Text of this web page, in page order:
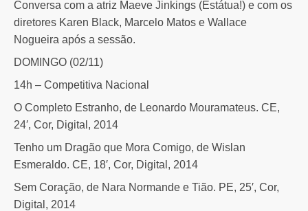
Conversa com a atriz Maeve Jinkings (Estátua!) e com os
diretores Karen Black, Marcelo Matos e Wallace
Nogueira após a sessão.
DOMINGO (02/11)
14h – Competitiva Nacional
O Completo Estranho, de Leonardo Mouramateus. CE,
24′, Cor, Digital, 2014
Tenho um Dragão que Mora Comigo, de Wislan
Esmeraldo. CE, 18′, Cor, Digital, 2014
Sem Coração, de Nara Normande e Tião. PE, 25′, Cor,
Digital, 2014